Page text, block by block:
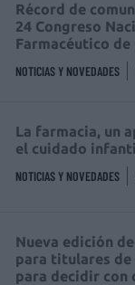
Récord de
24 Congreso
Farmacéutico de
NOTICIAS Y NOVEDADES
La farmacia, un
el cuidado
NOTICIAS Y NOVEDADES
Nueva edición
para titulares de
para decidir con